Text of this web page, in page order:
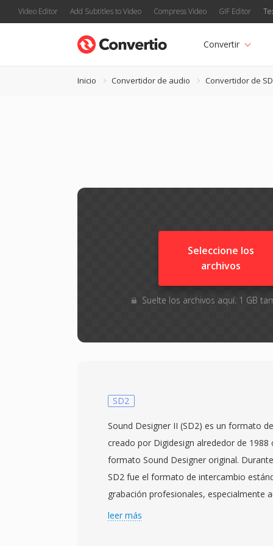
Video Editor Add Subtitles to Video Compress Video GIF Editor
Convertir
Inicio Convertidor de audio Convertidor de
Seleccione los
archivos
Suelte los archivos aquí. 1 GB
SD2
Sound Designer II (SD2) es un formato
creado por Digidesign alrededor de 1988
formato Sound Designer original.
SD2 fue el formato de intercambio
grabación profesionales, especialmente
Macintosh. Almacena audio PCM lineal
leer más